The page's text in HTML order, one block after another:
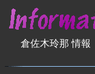
倉佐木玲那 情報